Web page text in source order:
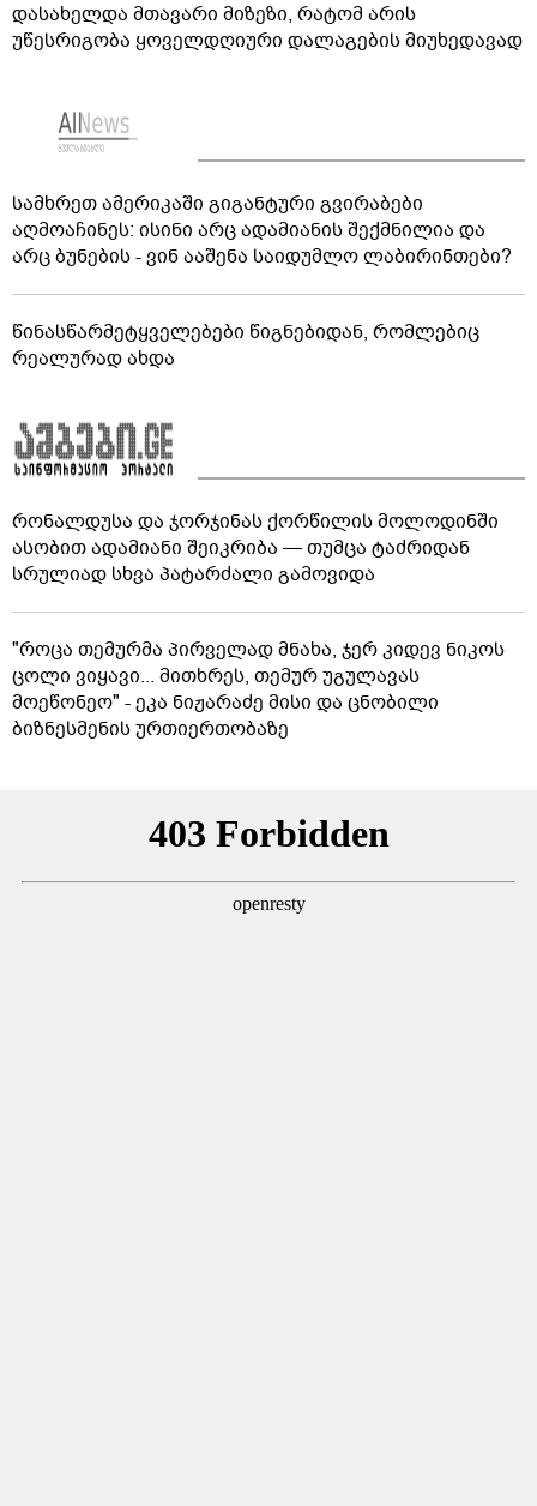
დასახელდა მთავარი მიზეზი, რატომ არის
უწესრიგობა ყოველდღიური დალაგების მიუხედავად
სამხრეთ ამერიკაში გიგანტური გვირაბები
აღმოაჩინეს: ისინი არც ადამიანის შექმნილია და
არც ბუნების - ვინ ააშენა საიდუმლო ლაბირინთები?
წინასწარმეტყველებები წიგნებიდან, რომლებიც
რეალურად ახდა
რონალდუსა და ჯორჯინას ქორწილის მოლოდინში
ასობით ადამიანი შეიკრიბა — თუმცა ტაძრიდან
სრულიად სხვა პატარძალი გამოვიდა
"როცა თემურმა პირველად მნახა, ჯერ კიდევ ნიკოს
ცოლი ვიყავი... მითხრეს, თემურ უგულავას
მოეწონეო" - ეკა ნიჟარაძე მისი და ცნობილი
ბიზნესმენის ურთიერთობაზე